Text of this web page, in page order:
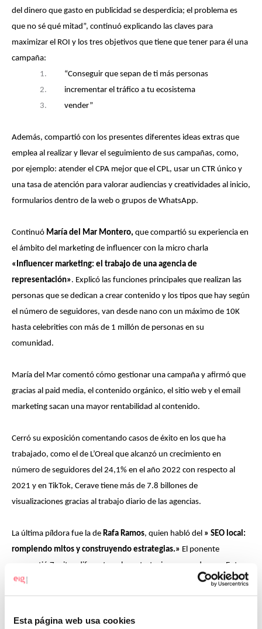
Esta página web usa cookies
del dinero que gasto en publicidad se desperdicia; el problema es
que no sé qué mitad”, continuó explicando las claves para
maximizar el ROI y los tres objetivos que tiene que tener para él una
campaña:
1.
“Conseguir que sepan de ti más personas
2.
incrementar el tráfico a tu ecosistema
3.
vender”
Además, compartió con los presentes diferentes ideas extras que
emplea al realizar y llevar el seguimiento de sus campañas, como,
por ejemplo: atender el CPA mejor que el CPL, usar un CTR único y
una tasa de atención para valorar audiencias y creatividades al inicio,
formularios dentro de la web o grupos de WhatsApp.
Continuó María del Mar Montero, que compartió su experiencia en
el ámbito del marketing de influencer con la micro charla
«Influencer marketing: el trabajo de una agencia de
representación». Explicó las funciones principales que realizan las
personas que se dedican a crear contenido y los tipos que hay según
el número de seguidores, van desde nano con un máximo de 10K
hasta celebrities con más de 1 millón de personas en su
comunidad.
María del Mar comentó cómo gestionar una campaña y afirmó que
gracias al paid media, el contenido orgánico, el sitio web y el email
marketing sacan una mayor rentabilidad al contenido.
Cerró su exposición comentando casos de éxito en los que ha
trabajado, como el de L’Oreal que alcanzó un crecimiento en
número de seguidores del 24,1% en el año 2022 con respecto al
2021 y en TikTok, Cerave tiene más de 7.8 billones de
visualizaciones gracias al trabajo diario de las agencias.
La última píldora fue la de Rafa Ramos, quien habló del » SEO local:
rompiendo mitos y construyendo estrategias.» El ponente
compartió 7 mitos diferentes y las estrategias para cada uno. Entre
los mitos se encontraban: “primero creo la web, y luego que me la
posicionen, una palabra clave posicionada en cada URL, posicionar